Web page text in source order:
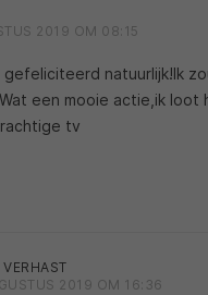
2019 OM 08:15
natuurlijk!Ik
een mooie actie,ik loot
tv
VERHAST
2019 OM 16:36